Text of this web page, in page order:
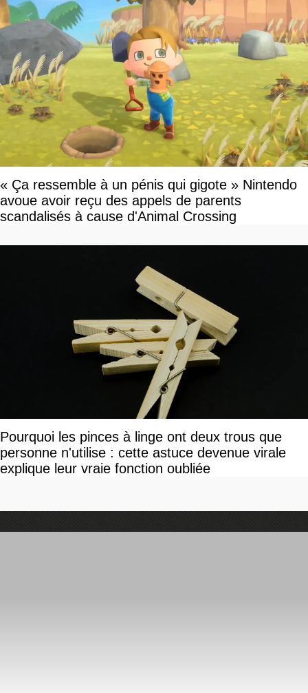
« Ça ressemble à un pénis qui gigote » Nintendo
avoue avoir reçu des appels de parents
scandalisés à cause d'Animal Crossing
Pourquoi les pinces à linge ont deux trous que
personne n'utilise : cette astuce devenue virale
explique leur vraie fonction oubliée